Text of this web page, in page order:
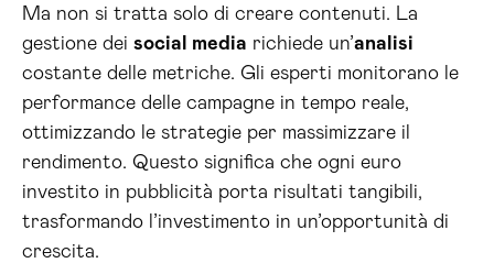
Ma non si tratta solo di creare contenuti. La
gestione dei social media richiede un’analisi
costante delle metriche. Gli esperti monitorano le
performance delle campagne in tempo reale,
ottimizzando le strategie per massimizzare il
rendimento. Questo significa che ogni euro
investito in pubblicità porta risultati tangibili,
trasformando l’investimento in un’opportunità di
crescita.